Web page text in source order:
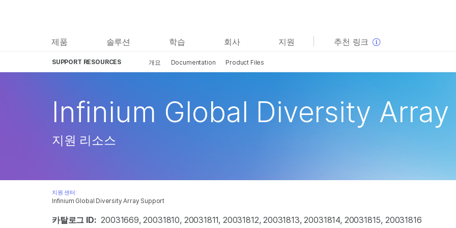
제품 솔루션 학습 회사 지원 추천 링크
SUPPORT RESOURCES 개요 Documentation Product Files
Infinium Global Diversity Array Support
Infinium Global Diversity Array
지원 리소스
지원 센터:
카탈로그 ID:20031669, 20031810, 20031811, 20031812, 20031813, 20031814, 20031815, 20031816
보다 관련성이 높은 콘텐츠를 확인하실 수 있습니다. 주요
관심 분야를 선택해 주세요:
암 연구
복합 질환 연구